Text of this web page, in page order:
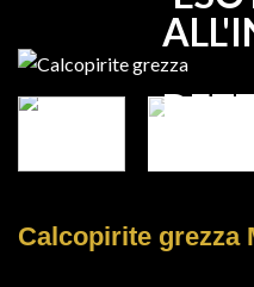
Calcopirite grezza